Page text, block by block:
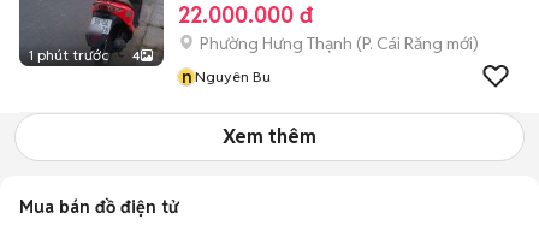
1 phút trước 4
22.000.000 đ
Phường Hưng Thạnh (P. Cái Răng mới)
nNguyên Bu
Xem thêm
Mua bán đồ điện tử